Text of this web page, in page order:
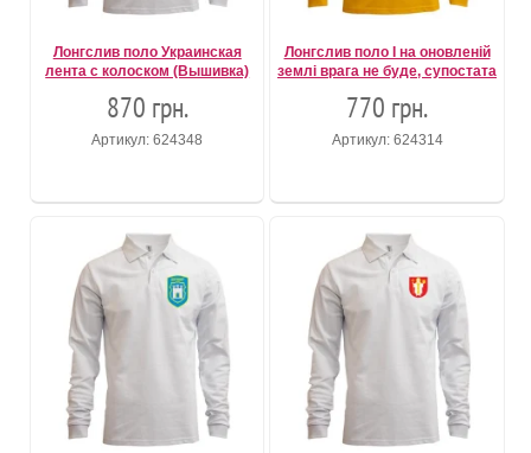
Лонгслив поло Украинская
лента с колоском (Вышивка)
870 грн.
Артикул: 624348
Лонгслив поло І на оновленій
землі врага не буде, супостата
770 грн.
Артикул: 624314